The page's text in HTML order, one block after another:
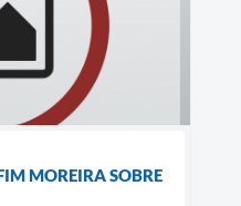
MOREIRA SOBRE